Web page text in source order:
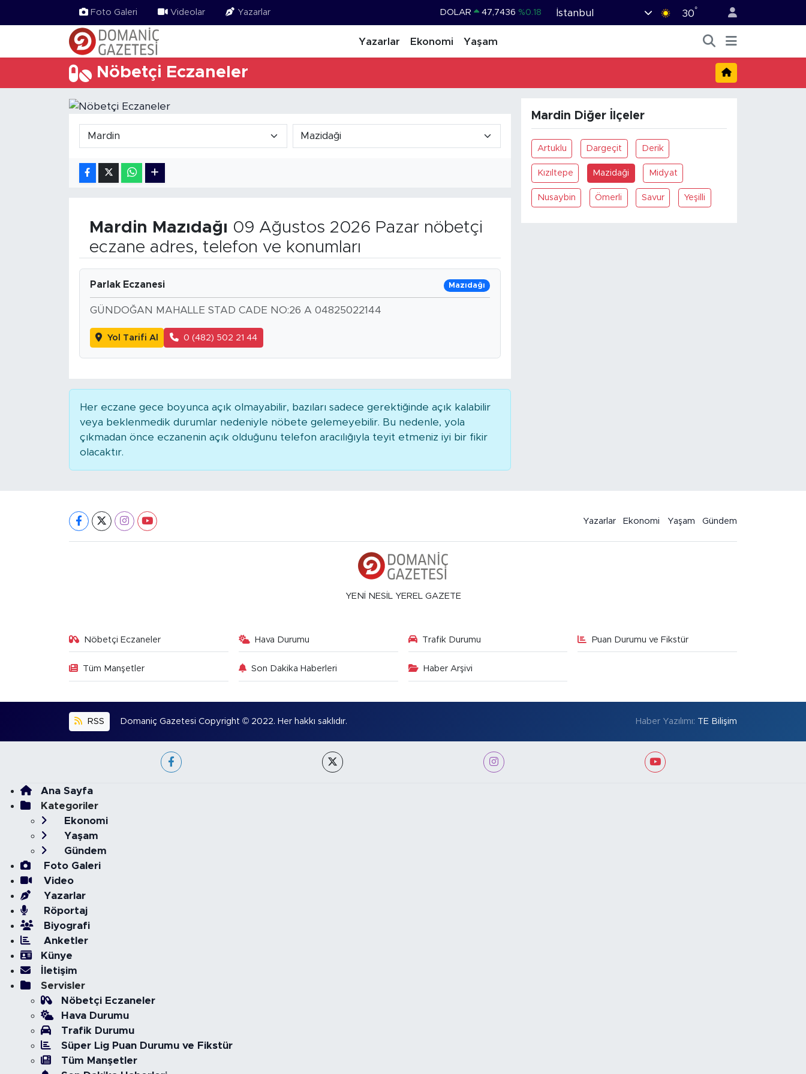
Foto Galeri Videolar Yazarlar DOLAR 47,7436 %0.18
STERLİN 64,4811 %0.38
%-0.15
İstanbul 30°
Yazarlar Ekonomi Yaşam
Nöbetçi Eczaneler
Mardin Mazıdağı 09 Ağustos 2026 Pazar nöbetçi
eczane adres, telefon ve konumları
Parlak Eczanesi Mazıdağı
GÜNDOĞAN MAHALLE STAD CADE NO:26 A 04825022144
Yol Tarifi Al 0 (482) 502 21 44
Her eczane gece boyunca açık olmayabilir, bazıları sadece gerektiğinde açık kalabilir
veya beklenmedik durumlar nedeniyle nöbete gelemeyebilir. Bu nedenle, yola
çıkmadan önce eczanenin açık olduğunu telefon aracılığıyla teyit etmeniz iyi bir fikir
olacaktır.
Mardin Diğer İlçeler
Artuklu Dargeçit Derik
Kızıltepe Mazidaği Midyat
Nusaybin Ömerli Savur Yeşilli
Yazarlar Ekonomi Yaşam Gündem
YENİ NESİL YEREL GAZETE
Nöbetçi Eczaneler Hava Durumu Trafik Durumu Puan Durumu ve Fikstür
Tüm Manşetler Son Dakika Haberleri Haber Arşivi
RSS Domaniç Gazetesi Copyright © 2022. Her hakkı saklıdır. Haber Yazılımı: TE Bilişim
Ana Sayfa
Kategoriler
Ekonomi
Yaşam
Gündem
Foto Galeri
Video
Yazarlar
Röportaj
Biyografi
Anketler
Künye
İletişim
Servisler
Nöbetçi Eczaneler
Hava Durumu
Trafik Durumu
Süper Lig Puan Durumu ve Fikstür
Tüm Manşetler